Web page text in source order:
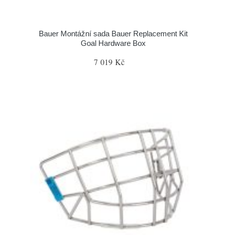
Bauer Montážní sada Bauer Replacement Kit
Goal Hardware Box
7 019 Kč